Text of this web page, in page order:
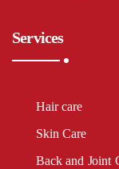
Services
Hair care
Skin Care
Back and Joint